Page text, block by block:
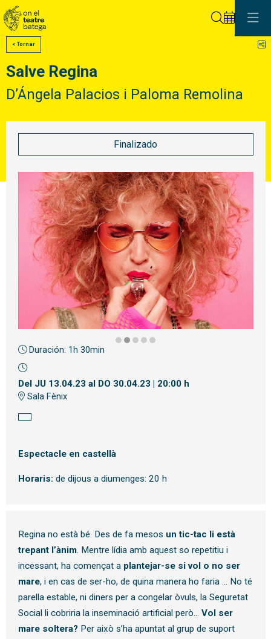
< Tornar
Salve Regina
D’Ángela Palacios i Paloma Remolina
Finalizado
Diapositiva 2 de 5
Duración: 1h 30min
Del JU 13.04.23 al DO 30.04.23 | 20:00 h
Sala Fènix
Espectacle en castellà
Horaris: de dijous a diumenges: 20 h
Regina no està bé. Des de fa mesos un tic-tac li està
trepant l’ànim. Mentre lídia amb aquest so repetitiu i
incessant, ha començat a plantejar-se si vol o no ser
mare, i en cas de ser-ho, de quina manera ho faria … No té
parella estable, ni diners per a congelar òvuls, la Seguretat
Social li cobriria la inseminació artificial però… Vol ser
mare soltera? Per això s’ha apuntat al grup de suport